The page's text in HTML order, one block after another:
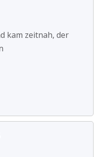
kam zeitnah, der